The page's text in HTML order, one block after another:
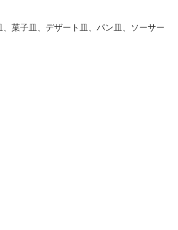
菓子皿、デザート皿、パン皿、ソーサー